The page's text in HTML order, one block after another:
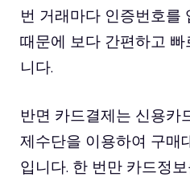
번 거래마다 인증번호를
때문에 보다 간편하고
니다.
반면 카드결제는 신용카
제수단을 이용하여 구매
입니다. 한 번만 카드정